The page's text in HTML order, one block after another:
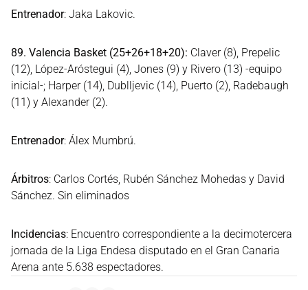
Entrenador: Jaka Lakovic.
89. Valencia Basket (25+26+18+20): Claver (8), Prepelic
(12), López-Aróstegui (4), Jones (9) y Rivero (13) -equipo
inicial-; Harper (14), Dublljevic (14), Puerto (2), Radebaugh
(11) y Alexander (2).
Entrenador: Álex Mumbrú.
Árbitros: Carlos Cortés, Rubén Sánchez Mohedas y David
Sánchez. Sin eliminados
Incidencias: Encuentro correspondiente a la decimotercera
jornada de la Liga Endesa disputado en el Gran Canaria
Arena ante 5.638 espectadores.